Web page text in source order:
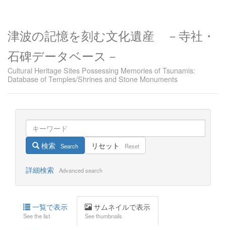
津波の記憶を刻む文化遺産 －寺社・
石碑データベース－
Cultural Heritage Sites Possessing Memories of Tsunamis:
Database of Temples/Shrines and Stone Monuments
検索 Search リセット Reset
詳細検索 Advanced search
一覧で表示
See the list
サムネイルで表示
See thumbnails